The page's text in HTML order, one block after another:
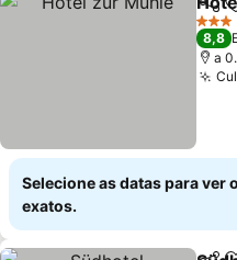
3
8,8
a
Selecione as datas para ver
exatos.